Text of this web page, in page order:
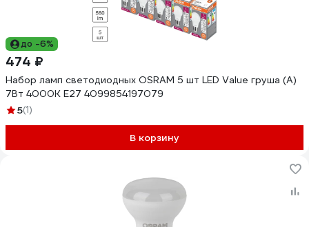
до -6%
474 ₽
Набор ламп светодиодных OSRAM 5 шт LED Value груша (A)
7Вт 4000К E27 4099854197079
5(1)
В корзину